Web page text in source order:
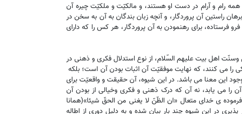
که همه رام و آرام در دست او هستند، و مالکیّت و ملکیّت چیره آن
راستین آن پروردگار، و آنچه زبان بندگان به آن به سخن در
فرستاده، برای رهنمودن به آن پروردگار، هر کس را که دارای
وسنّت اهل بیت علیهم السّلام، از نوع استدلال فکری و ذهنی در
می کنند، که نهایت موفقیّت آن اثبات بودن آن است؛ بلکه
این معنا می باشد. در این شیوه، آن حقیقت و واقعیّت برای
می یابد، نه آن که درک ذهنی و فکری وخیالی از بودن آن
ی خدای متعال «ان الظّنّ لا یغنی من الحقّ شیئا»(همانا
حق نمی کند. یونس: ۳۶). فرآیند تأثیر پذیری در این شیوه چند بار بیان شده و به دلیل دوری از اطاله